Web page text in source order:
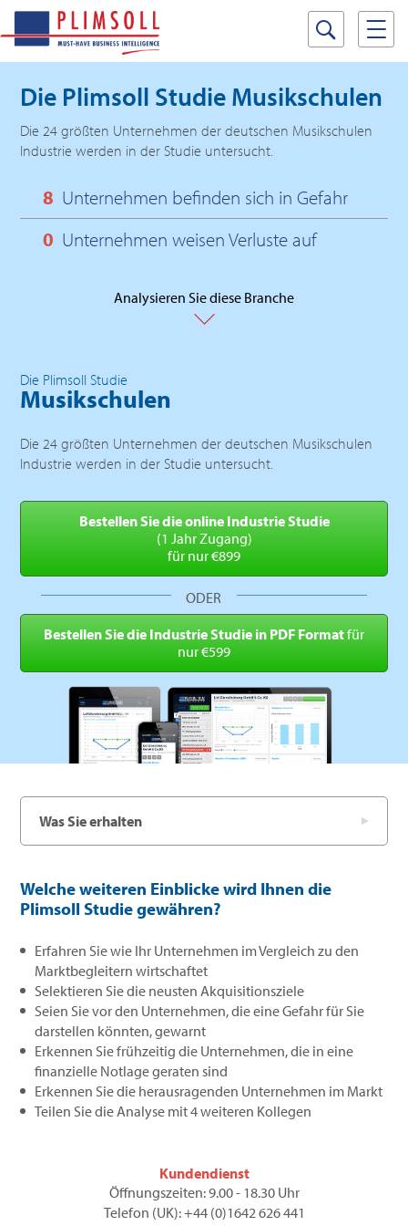
Die Plimsoll Studie Musikschulen
Die 24 größten Unternehmen der deutschen Musikschulen
Industrie werden in der Studie untersucht.
8 Unternehmen befinden sich in Gefahr
0 Unternehmen weisen Verluste auf
Analysieren Sie diese Branche
Die Plimsoll Studie
Musikschulen
Die 24 größten Unternehmen der deutschen Musikschulen
Industrie werden in der Studie untersucht.
Bestellen Sie die online Industrie Studie
(1 Jahr Zugang)
für nur €899
ODER
Bestellen Sie die IndustrieStudie in PDF Formatfür
nur €599
Was Sie erhalten
Welche weiteren Einblicke wird Ihnen die
Plimsoll Studie gewähren?
Erfahren Sie wie Ihr Unternehmen im Vergleich zu den
Marktbegleitern wirtschaftet
Selektieren Sie die neusten Akquisitionsziele
Seien Sie vor den Unternehmen, die eine Gefahr für Sie
darstellen könnten, gewarnt
Erkennen Sie frühzeitig die Unternehmen, die in eine
finanzielle Notlage geraten sind
Erkennen Sie die herausragenden Unternehmen im Markt
Teilen Sie die Analyse mit 4 weiteren Kollegen
Kundendienst
Öffnungszeiten: 9.00 - 18.30 Uhr
Telefon (UK): +44 (0)1642 626 441